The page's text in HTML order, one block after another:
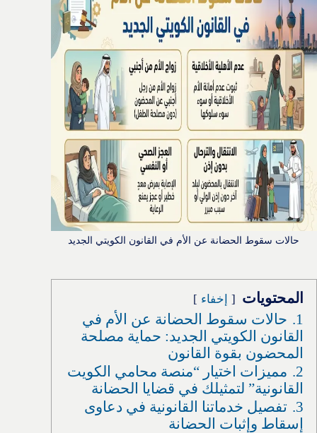
حالات سقوط الحضانة عن الأم في القانون الكويتي الجديد
المحتويات إخفاء
1.
حالات سقوط الحضانة عن الأم في
القانون الكويتي الجديد: حماية مصلحة
المحضون بقوة القانون
2.
مميزات اختيار “منصة محامي الكويت
القانونية” لتمثيلك في قضايا الحضانة
3. تفصيل خدماتنا القانونية في دعاوى
إسقاط وإثبات الحضانة